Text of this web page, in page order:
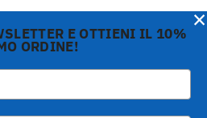
Telefono :+39 0573
1943680-
E OTTIENI IL 10%
ORDINE!
×